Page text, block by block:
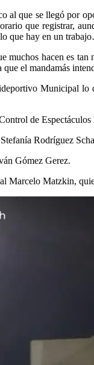
que se llegó por
que registrar,
que hay en un
muchos hacen es
el mandamás
Municipal lo
de
Rodríguez
Gómez Gerez.
Marcelo Matzkin,